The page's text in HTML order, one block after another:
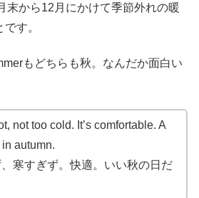
末から12月にかけて季節外れの暖
す。
もどちらも秋。なんだか面白い
not too cold. It’s comfortable. A
autumn.
寒すぎず。快適。いい秋の日だ